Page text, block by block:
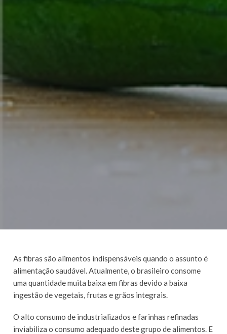
As fibras são alimentos indispensáveis quando o assunto é
alimentação saudável. Atualmente, o brasileiro consome
uma quantidade muita baixa em fibras devido a baixa
ingestão de vegetais, frutas e grãos integrais.
O alto consumo de industrializados e farinhas refinadas
inviabiliza o consumo adequado deste grupo de alimentos. E